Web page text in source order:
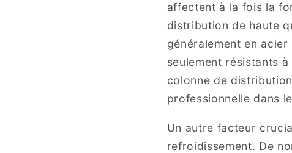
affectent à la fois la
distribution de haute
généralement en
seulement résistants
colonne de
professionnelle dans
Un autre facteur
refroidissement. De